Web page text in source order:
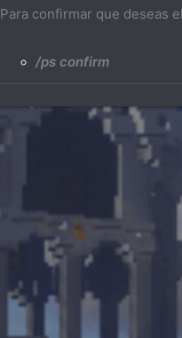
Para confirmar que deseas
/ps confirm